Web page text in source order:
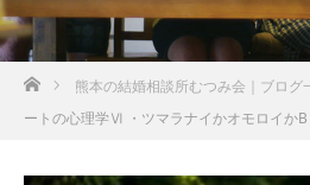
ホーム熊本の結婚相談所むつみ会｜ブログ
ートの心理学Ⅵ ・ツマラナイかオモロイかB